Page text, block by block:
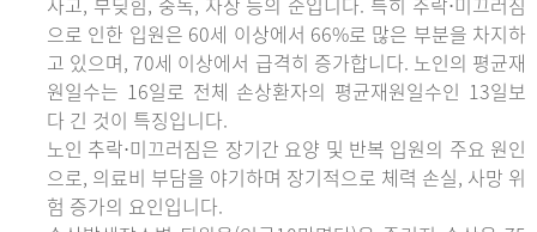
으로 인한 입원은 60세 이상에서 66%로 많은 부분을 차지하
고 있으며, 70세 이상에서 급격히 증가합니다. 노인의 평균재
원일수는 16일로 전체 손상환자의 평균재원일수인 13일보
다 긴 것이 특징입니다.
노인 추락⋅미끄러짐은 장기간 요양 및 반복 입원의 주요 원인
으로, 의료비 부담을 야기하며 장기적으로 체력 손실, 사망 위
험 증가의 요인입니다.